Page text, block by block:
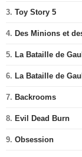
3. Toy Story 5
4. Des Minions et
5. La Bataille de
6. La Bataille de
7. Backrooms
8. Evil Dead Burn
9. Obsession